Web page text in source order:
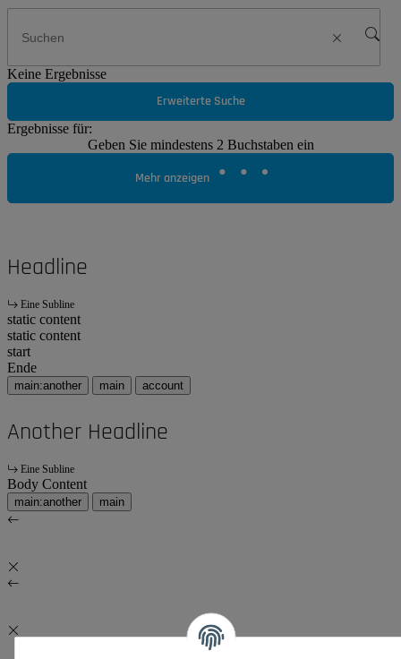
Keine Ergebnisse
Erweiterte Suche
Ergebnisse für:
Geben Sie mindestens 2 Buchstaben ein
Mehr anzeigen
Headline
Eine Subline
static content
static content
start
Ende
main:another main account
Another Headline
Eine Subline
Body Content
main:another main